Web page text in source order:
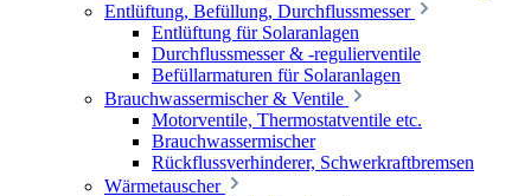
Entlüftung, Befüllung, Durchflussmesser
Entlüftung für Solaranlagen
Durchflussmesser & -regulierventile
Befüllarmaturen für Solaranlagen
Brauchwassermischer & Ventile
Motorventile, Thermostatventile etc.
Brauchwassermischer
Rückflussverhinderer, Schwerkraftbremsen
Wärmetauscher